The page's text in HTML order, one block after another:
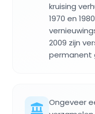
kruising
1970 en
2009 zijn
permanent
Ongeveer